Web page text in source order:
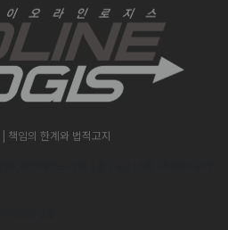
| 책임의 한계와 법적고지